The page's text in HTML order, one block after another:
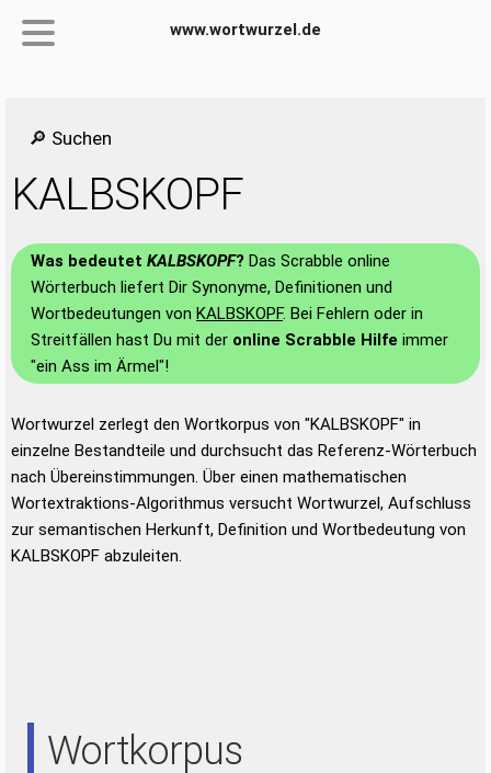
www.wortwurzel.de
🔎 Suchen
KALBSKOPF
Was bedeutet KALBSKOPF? Das Scrabble online
Wörterbuch liefert Dir Synonyme, Definitionen und
Wortbedeutungen von KALBSKOPF. Bei Fehlern oder in
Streitfällen hast Du mit der online Scrabble Hilfe immer
"ein Ass im Ärmel"!
Wortwurzel zerlegt den Wortkorpus von "KALBSKOPF" in
einzelne Bestandteile und durchsucht das Referenz-Wörterbuch
nach Übereinstimmungen. Über einen mathematischen
Wortextraktions-Algorithmus versucht Wortwurzel, Aufschluss
zur semantischen Herkunft, Definition und Wortbedeutung von
KALBSKOPF abzuleiten.
Wortkorpus